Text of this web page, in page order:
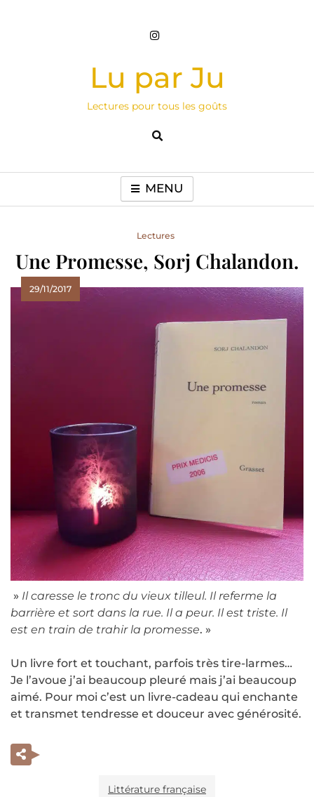
Lu par Ju
Lectures pour tous les goûts
MENU
Lectures
Une Promesse, Sorj Chalandon.
29/11/2017
» Il caresse le tronc du vieux tilleul. Il referme la
barrière et sort dans la rue. Il a peur. Il est triste. Il
est en train de trahir la promesse. »
Un livre fort et touchant, parfois très tire-larmes…
Je l’avoue j’ai beaucoup pleuré mais j’ai beaucoup
aimé. Pour moi c’est un livre-cadeau qui enchante
et transmet tendresse et douceur avec générosité.
Littérature française